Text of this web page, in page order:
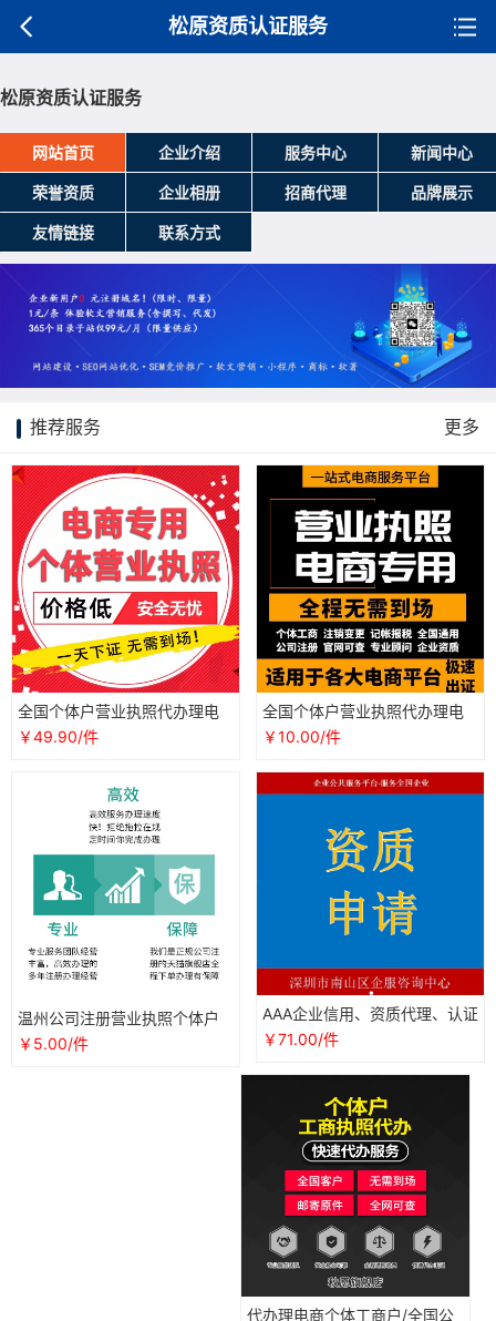
松原资质认证服务
松原资质认证服务
网站首页 企业介绍 服务中心 新闻中心
荣誉资质 企业相册 招商代理 品牌展示
友情链接 联系方式
推荐服务 更多
全国个体户营业执照代办理电
商认证个人公司工商注册抖音
企业海南
￥49.90/件
全国个体户营业执照代办理电
商认证公司工商注册抖音企业
店铺注销
￥10.00/件
温州公司注册营业执照个体户
电商代办认证地址异常解除挂
￥5.00/件
AAA企业信用、资质代理、认证
代办
￥71.00/件
代办理电商个体工商户/全国公